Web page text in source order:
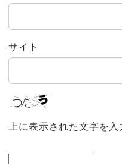
サイト
上に表示された文字を入